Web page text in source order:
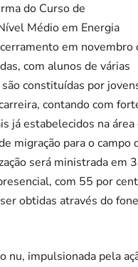
do Curso de
Médio em Energia
em novembro
com alunos de várias
constituídas por
contando com
já estabelecidos na área
migração para o campo
será ministrada em
com 55 por
obtidas através do
nu, impulsionada pela